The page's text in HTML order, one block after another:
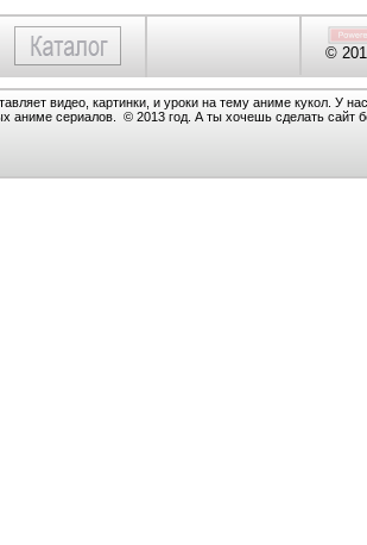
©
видео, картинки, и уроки на тему аниме кукол. У
аниме сериалов. © 2013 год. А ты хочешь сделать сайт